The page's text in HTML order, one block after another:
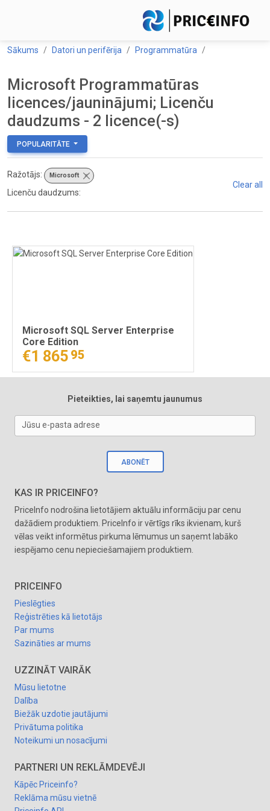
Sākums Datori un perifērija Programmatūra
Microsoft Programmatūras
licences/jauninājumi; Licenču
daudzums - 2 licence(-s)
POPULARITĀTE
Ražotājs: Microsoft ×
Licenču daudzums:
Clear all
Microsoft SQL Server Enterprise
Core Edition
€1 865 95
Pieteikties, lai saņemtu jaunumus
Jūsu e-pasta adrese
ABONĒT
KAS IR PRICEINFO?
PriceInfo nodrošina lietotājiem aktuālu informāciju par cenu
dažādiem produktiem. PriceInfo ir vērtīgs rīks ikvienam, kurš
vēlas veikt informētus pirkuma lēmumus un saņemt labāko
iespējamo cenu nepieciešamajiem produktiem.
PRICEINFO
Pieslēgties
Reģistrēties kā lietotājs
Par mums
Sazināties ar mums
UZZINĀT VAIRĀK
Mūsu lietotne
Dalība
Biežāk uzdotie jautājumi
Privātuma politika
Noteikumi un nosacījumi
PARTNERI UN REKLĀMDEVĒJI
Kāpēc Priceinfo?
Reklāma mūsu vietnē